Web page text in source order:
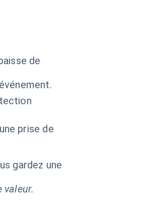
de
prise de
gardez une
valeur.